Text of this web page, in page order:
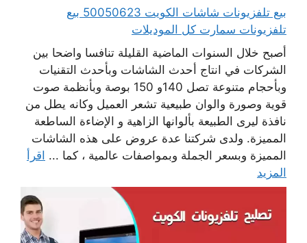
بيع تلفزيونات شاشات الكويت 50050623 بيع
تلفزيونات سمارت كل الموديلات
أصبح خلال السنوات الماضية القليلة تنافسا واضحا بين
الشركات في انتاج أحدث الشاشات وبأحدث التقنيات
وبأحجام متنوعة تصل 140و 150 بوصة وبأنظمة صوت
قوية وصورة والوان طبيعية تشعر العميل وكانه يطل من
نافذة ليرى الطبيعة بألوانها الزاهية و الإضاءة الساطعة
المميزة. ولدى شركتنا عدة عروض على هذه الشاشات
المميزة وبسعر الجملة وبمواصفات عالمية ، كما ... اقرأ
المزيد